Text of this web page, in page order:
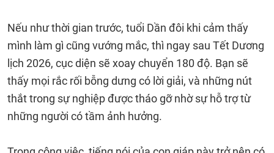
Nếu như thời gian trước, tuổi Dần đôi khi cảm thấy
mình làm gì cũng vướng mắc, thì ngay sau Tết Dương
lịch 2026, cục diện sẽ xoay chuyển 180 độ. Bạn sẽ
thấy mọi rắc rối bỗng dưng có lời giải, và những nút
thắt trong sự nghiệp được tháo gỡ nhờ sự hỗ trợ từ
những người có tầm ảnh hưởng.